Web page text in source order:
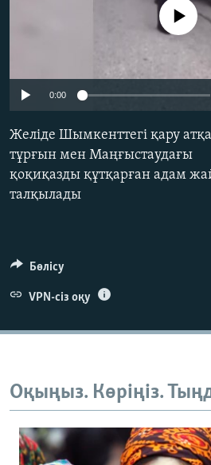
Auto
No media source
0:00
Желіде Шымкенттегі қару
тұрғын мен Маңғыстаудағы
қоқиқазды құтқарған адам
талқылады
Бөлісу
VPN-сіз оқу
Оқыңыз. Көріңіз.